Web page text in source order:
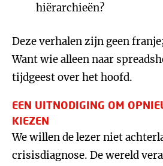
hiërarchieën?
Deze verhalen zijn geen
Want wie alleen naar
tijdgeest over het hoofd.
EEN UITNODIGING OM
KIEZEN
We willen de lezer niet
crisisdiagnose. De wereld